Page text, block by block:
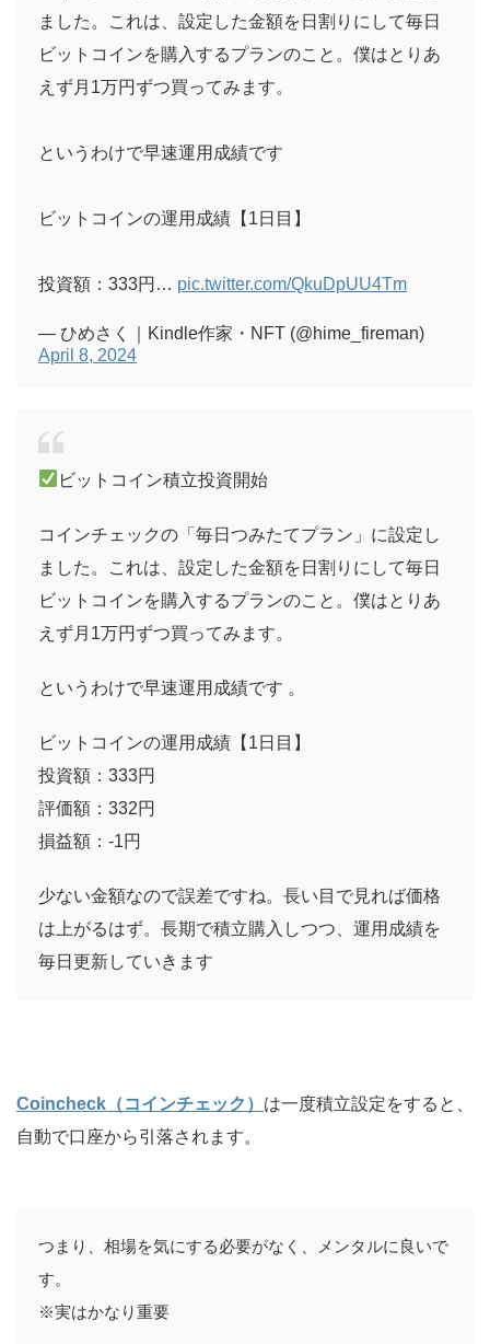
ました。これは、設定した金額を日割りにして毎日
ビットコインを購入するプランのこと。僕はとりあ
えず月1万円ずつ買ってみます。
というわけで早速運用成績です
ビットコインの運用成績【1日目】
投資額：333円… pic.twitter.com/QkuDpUU4Tm
— ひめさく｜Kindle作家・NFT (@hime_fireman)
April 8, 2024
ビットコイン積立投資開始
コインチェックの「毎日つみたてプラン」に設定し
ました。これは、設定した金額を日割りにして毎日
ビットコインを購入するプランのこと。僕はとりあ
えず月1万円ずつ買ってみます。
というわけで早速運用成績です 。
ビットコインの運用成績【1日目】
投資額：333円
評価額：332円
損益額：-1円
少ない金額なので誤差ですね。長い目で見れば価格
は上がるはず。長期で積立購入しつつ、運用成績を
毎日更新していきます
Coincheck（コインチェック） は一度積立設定をすると、
自動で口座から引落されます。
つまり、相場を気にする必要がなく、メンタルに良いで
す。
※実はかなり重要